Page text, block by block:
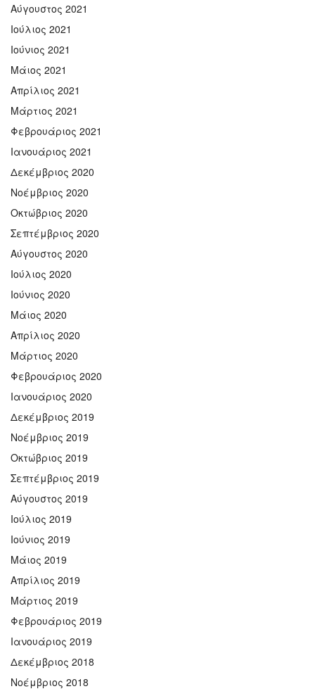
Αύγουστος 2021
Ιούλιος 2021
Ιούνιος 2021
Μάιος 2021
Απρίλιος 2021
Μάρτιος 2021
Φεβρουάριος 2021
Ιανουάριος 2021
Δεκέμβριος 2020
Νοέμβριος 2020
Οκτώβριος 2020
Σεπτέμβριος 2020
Αύγουστος 2020
Ιούλιος 2020
Ιούνιος 2020
Μάιος 2020
Απρίλιος 2020
Μάρτιος 2020
Φεβρουάριος 2020
Ιανουάριος 2020
Δεκέμβριος 2019
Νοέμβριος 2019
Οκτώβριος 2019
Σεπτέμβριος 2019
Αύγουστος 2019
Ιούλιος 2019
Ιούνιος 2019
Μάιος 2019
Απρίλιος 2019
Μάρτιος 2019
Φεβρουάριος 2019
Ιανουάριος 2019
Δεκέμβριος 2018
Νοέμβριος 2018